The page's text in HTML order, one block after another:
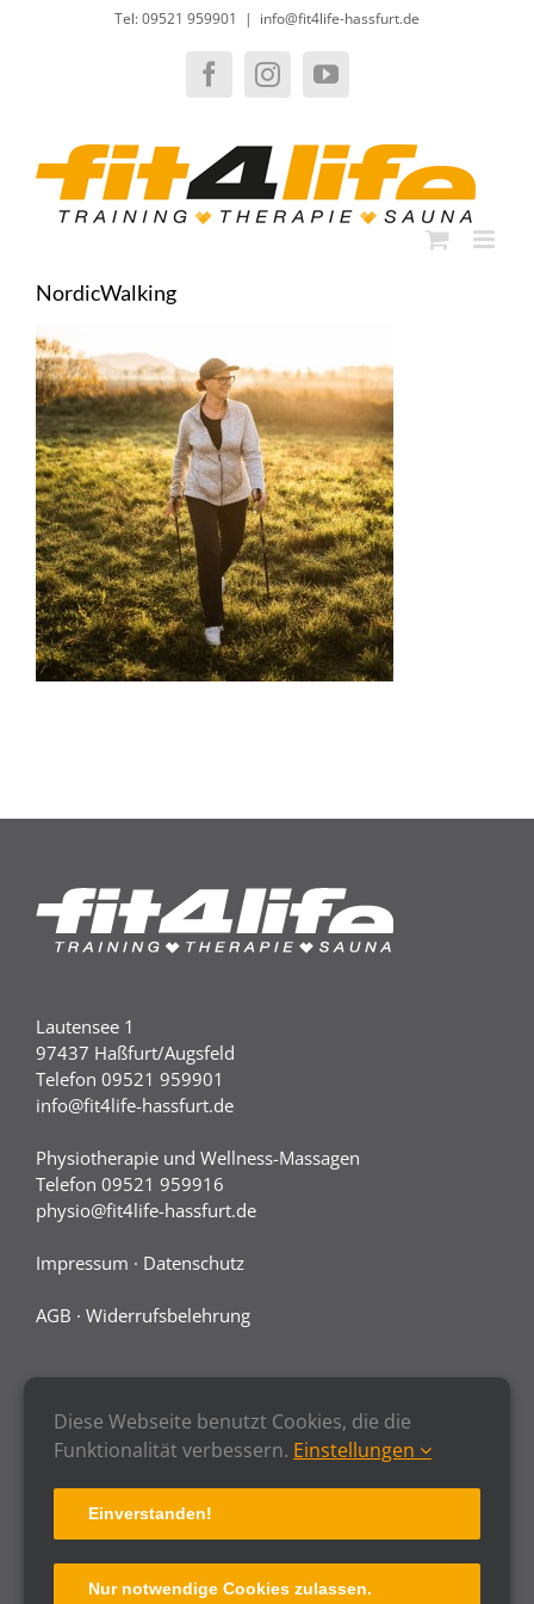
Tel: 09521 959901 | info@fit4life-hassfurt.de
FacebookInstagramYouTube
NordicWalking
Lautensee 1
97437 Haßfurt/Augsfeld
Telefon 09521 959901
info@fit4life-hassfurt.de
Physiotherapie und Wellness-Massagen
Telefon 09521 959916
physio@fit4life-hassfurt.de
Impressum · Datenschutz
AGB · Widerrufsbelehrung
Diese Webseite benutzt Cookies, die die
Funktionalität verbessern. Einstellungen
Einverstanden!
Nur notwendige Cookies zulassen.